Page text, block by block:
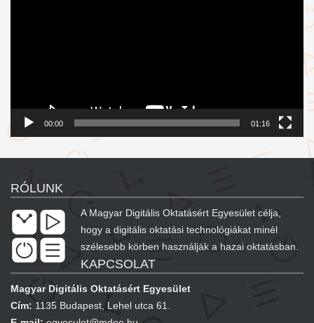
00:00 01:16
RÓLUNK
A Magyar Digitális Oktatásért Egyesület célja,
hogy a digitális oktatási technológiákat minél
szélesebb körben használják a hazai oktatásban.
KAPCSOLAT
Magyar Digitális Oktatásért Egyesület
Cím: 1135 Budapest, Lehel utca 61.